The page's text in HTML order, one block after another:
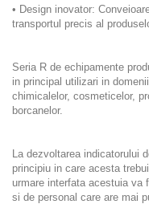
• Design inovator:
transportul precis al
Seria R de echipamente
in principal utilizari in
chimicalelor, cosmeticelor,
borcanelor.
La dezvoltarea indicatorului
principiu in care acesta
urmare interfata acestuia va
si de personal care are mai